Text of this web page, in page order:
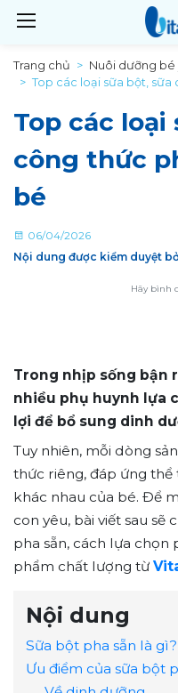
Trang chủ Nuôi dưỡng bé
Top các loại sữa bột,
Top các loại
công thức
bé
06/04/2026
Nội dung được kiểm duyệt
Hãy bình
Trong nhịp sống bận
nhiều phụ huynh lựa
lợi để bổ sung dinh
Tuy nhiên, mỗi dòng
thức riêng, đáp ứng
khác nhau của bé. Để
con yêu, bài viết sau sẽ
pha sẵn, cách lựa chọn
phẩm chất lượng từ
Nội dung
Sữa bột pha sẵn là gì?
Ưu điểm của sữa bột